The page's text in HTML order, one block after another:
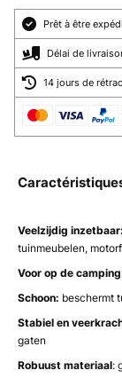
Prêt à être
Délai de
14 jours de
Veelzijdig inzetbaar:
tuinmeubelen,
Voor op de
Schoon: beschermt
Stabiel en
gaten
Robuust materiaal: